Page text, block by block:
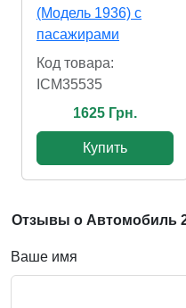
(Модель 1936) c
пасажирами
Код товара:
ICM35535
1625 Грн.
Купить
Отзывы о Автомобиль
Ваше имя